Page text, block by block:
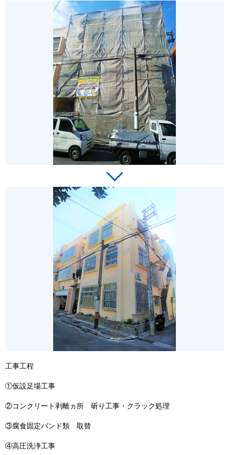
工事工程
①仮設足場工事
②コンクリート剥離ヵ所 斫り工事・クラック処理
③腐食固定バンド類 取替
④高圧洗浄工事